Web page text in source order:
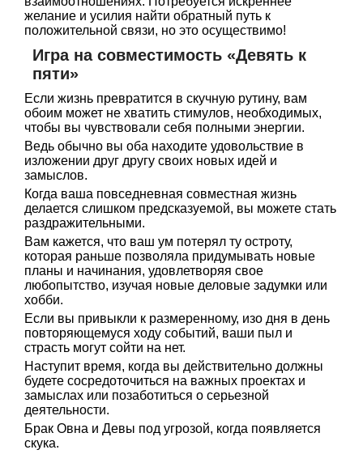
желание и усилия найти обратный путь к
положительной связи, но это осуществимо!
Игра на совместимость «Девять к
пяти»
Если жизнь превратится в скучную рутину, вам
обоим может не хватить стимулов, необходимых,
чтобы вы чувствовали себя полными энергии.
Ведь обычно вы оба находите удовольствие в
изложении друг другу своих новых идей и
замыслов.
Когда ваша повседневная совместная жизнь
делается слишком предсказуемой, вы можете стать
раздражительными.
Вам кажется, что ваш ум потерял ту остроту,
которая раньше позволяла придумывать новые
планы и начинания, удовлетворяя свое
любопытство, изучая новые деловые задумки или
хобби.
Если вы привыкли к размеренному, изо дня в день
повторяющемуся ходу событий, ваши пыл и
страсть могут сойти на нет.
Наступит время, когда вы действительно должны
будете сосредоточиться на важных проектах и
замыслах или позаботиться о серьезной
деятельности.
Брак Овна и Девы под угрозой, когда появляется
скука.